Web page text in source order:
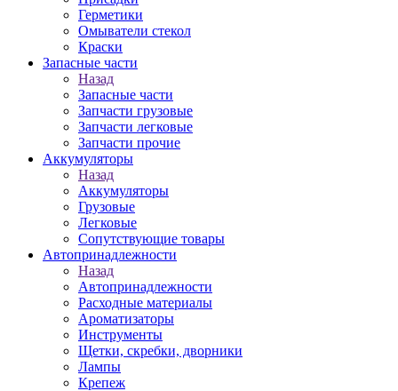
Герметики
Омыватели стекол
Краски
Запасные части
Назад
Запасные части
Запчасти грузовые
Запчасти легковые
Запчасти прочие
Аккумуляторы
Назад
Аккумуляторы
Грузовые
Легковые
Сопутствующие товары
Автопринадлежности
Назад
Автопринадлежности
Расходные материалы
Ароматизаторы
Инструменты
Щетки, скребки, дворники
Лампы
Крепеж